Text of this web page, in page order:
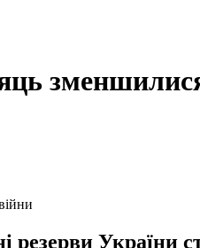
резерви України